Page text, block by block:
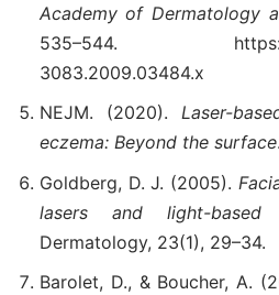
Academy of Dermatology
535–544. https://
3083.2009.03484.x
NEJM. (2020). Laser-
eczema: Beyond the surface.
Goldberg, D. J. (2005).
lasers and light-based
Dermatology, 23(1), 29–34.
Barolet, D., & Boucher, A.